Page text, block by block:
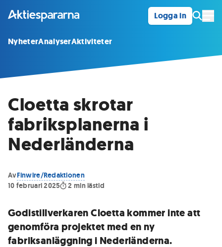
Logga in
NyheterAnalyserAktiviteter
Cloetta skrotar
fabriksplanerna i
Nederländerna
AvFinwire/Redaktionen
10 februari 2025
2 min lästid
Godistillverkaren Cloetta kommer inte att
genomföra projektet med en ny
fabriksanläggning i Nederländerna.